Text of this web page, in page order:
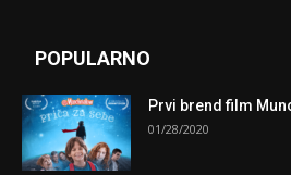
POPULARNO
Prvi brend film
01/28/2020